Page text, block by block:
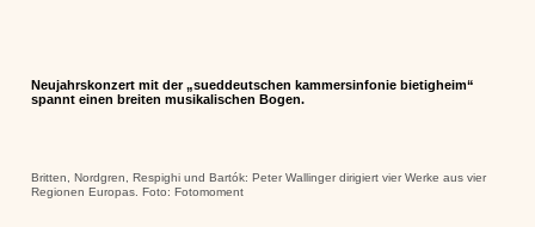
Neujahrskonzert mit der „sueddeutschen kammersinfonie bietigheim“
spannt einen breiten musikalischen Bogen.
Britten, Nordgren, Respighi und Bartók: Peter Wallinger dirigiert vier Werke aus vier
Regionen Europas. Foto: Fotomoment